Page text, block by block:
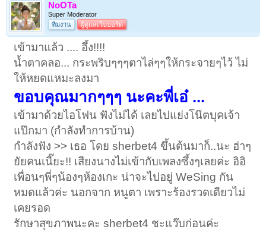
NoOTa
Super Moderator
ทีมงาน
ผู้ดูแลเว็บบอร์ด
เข้ามาแล้ว .... อึ้ง!!!!
น้ำตาคลอ... กระพริบๆๆๆตาไล่ๆๆให้กระจายๆไว้ ไม่
ให้หยดแหมะลงมา
ขอบคุณมากๆๆๆ นะคะพี่เอ๋ ...
เข้ามาด้วยไอโฟน ฟังไม่ได้ เลยไปแย่งโน๊ตบุคเจ้า
แป๊กมา (กำลังทำการบ้าน)
กำลังฟัง >> เธอ โดย sherbet4 ขึ้นต้นมาก็..นะ ฮ่าๆ
ยัยคนเนี๊ยะ!! เสียงนางไม่เข้ากับเพลงซึ้งๆเลยค่ะ อิอิ
เพื่อนๆพี่ๆน้องๆห้องเกะ น่าจะไปอยู่ WeSing กัน
หมดแล้วค่ะ นอกจาก หนูตา เพราะร้องรวดเดียวไม่
เคยรอด
รักษาสุขภาพนะคะ sherbet4 ชะแว๊บก่อนค่ะ